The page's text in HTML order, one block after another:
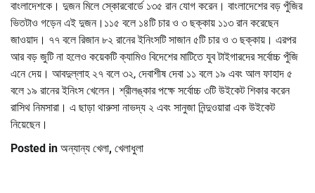
বাংলাদেশকে। দুজন মিলে স্কোরবোর্ডে ১৩৫ রান যোগ করেন। বাংলাদেশের বড় পুঁজির
ভিতটাও গড়েন এই দুজন।১১৫ বলে ১৪টি চার ও ৩ ছক্কায় ১১৩ রান করেছেন
জাওয়াদ। ৭৭ বলে রিজান ৮২ রানের ইনিংসটি সাজান ৫টি চার ও ৩ ছক্কায়। এরপর
আর বড় জুটি না হলেও কয়েকটি ক্যামিও বিদেশের মাটিতে যুব টাইগারদের সর্বোচ্চ পুঁজি
এনে দেয়। আবদুল্লাহ ২৭ বলে ৩২, দেবাশীষ দেবা ১১ বলে ১৯ এবং আল ফাহাদ ৫
বলে ১৯ রানের ইনিংস খেলেন। শ্রীলঙ্কার পক্ষে সর্বোচ্চ ৩টি উইকেট শিকার করেন
রাসিথ নিমসারা। এ ছাড়া থারুসা নাভদ্য ২ এবং সানুজা নিন্দুওয়ারা এক উইকেট
নিয়েছেন।
Posted in অন্যান্য খেলা, খেলাধুলা